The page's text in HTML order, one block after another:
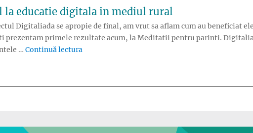
la educatie digitala in mediul rural
Digitaliada se apropie de final, am vrut sa aflam cum au beneficiat
prezentam primele rezultate acum, la Meditatii pentru parinti.
… Continuă lectura